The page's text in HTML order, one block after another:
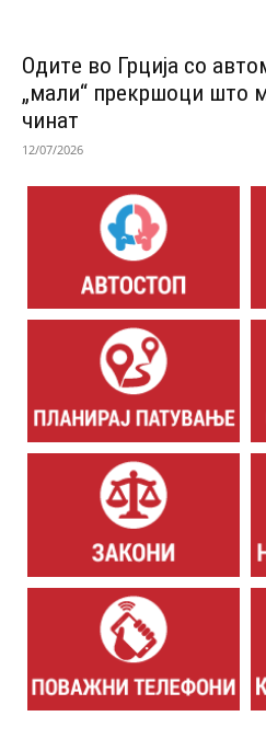
Одитe во Грција со
„мали“ прекршоци што
чинат
12/07/2026